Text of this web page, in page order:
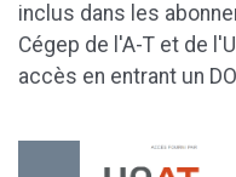
inclus dans les
Cégep de l'A-T et de
accès en entrant un